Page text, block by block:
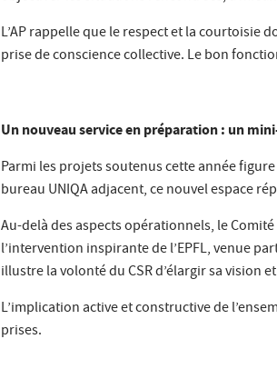
L’AP rappelle que le respect et la courtoisie
prise de conscience collective. Le bon
Un nouveau service en préparation : un
Parmi les projets soutenus cette année
bureau UNIQA adjacent, ce nouvel espace
Au-delà des aspects opérationnels, le
l’intervention inspirante de l’EPFL, venue
illustre la volonté du CSR d’élargir sa vision
L’implication active et constructive de
prises.